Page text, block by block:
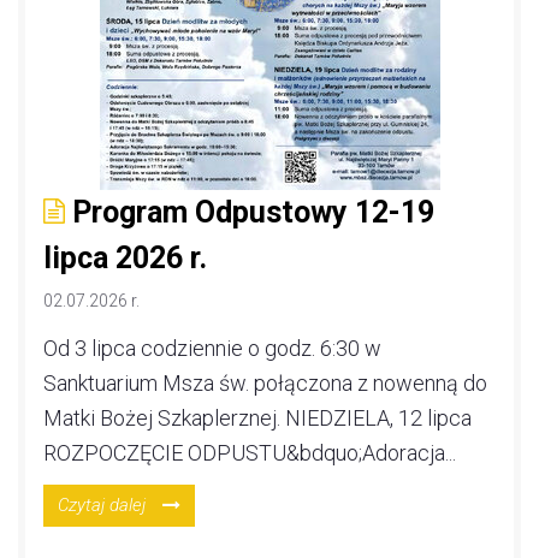
Program Odpustowy 12-19
lipca 2026 r.
02.07.2026 r.
Od 3 lipca codziennie o godz. 6:30 w
Sanktuarium Msza św. połączona z nowenną do
Matki Bożej Szkaplerznej. NIEDZIELA, 12 lipca
ROZPOCZĘCIE ODPUSTU&bdquo;Adoracja...
Czytaj dalej